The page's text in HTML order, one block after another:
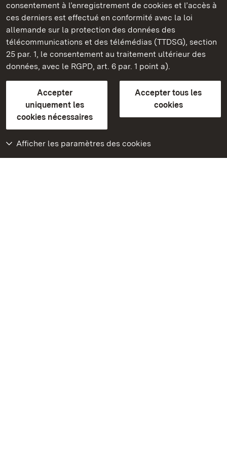
consentement à l’enregistrement de cookies et l’accès à
ces derniers est effectué en conformité avec la loi
allemande sur la protection des données des
télécommunications et des télémédias (TTDSG), section
25 par. 1, le consentement au traitement ultérieur des
données, avec le RGPD, art. 6 par. 1 point a).
Accepter
uniquement les
cookies nécessaires
Accepter tous les
cookies
Afficher les paramètres des cookies
Châteaux et jardins publics du Bade-Wurtemberg
FAQ et réponsesMentions légalesProtection des données
Explications sur l’accessibilité
BITV-konform (geprüfte Seiten)
plus loin
Accueil
Monuments
Rendez-nous visite